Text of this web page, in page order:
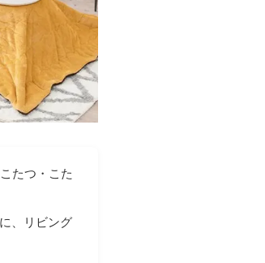
たつ・こた
、リビング